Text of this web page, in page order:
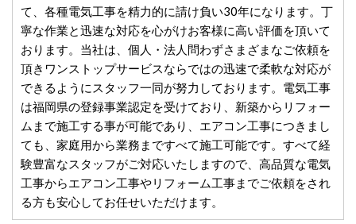
て、各種電気工事を精力的に請け負い30年になります。丁
寧な作業と迅速な対応を心がけお客様に高い評価を頂いて
おります。当社は、個人・法人問わずさまざまなご依頼を
頂きワンストップサービスならではの迅速で柔軟な対応が
できるようにスタッフ一同が努力しております。電気工事
は福岡県の登録事業認定を受けており、新築からリフォー
ムまで施工する事が可能であり、エアコン工事につきまし
ても、家庭用から業務まですべて施工可能です。すべて経
験豊富なスタッフがご対応いたしますので、高品質な電気
工事からエアコン工事やリフォーム工事までご依頼をされ
る方も安心してお任せいただけます。